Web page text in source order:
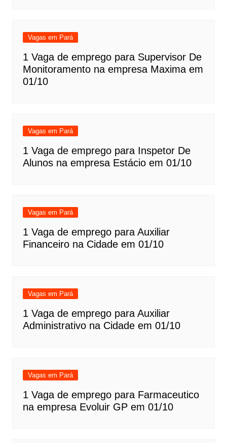
Vagas em Pará
1 Vaga de emprego para Supervisor De
Monitoramento na empresa Maxima em
01/10
Vagas em Pará
1 Vaga de emprego para Inspetor De
Alunos na empresa Estácio em 01/10
Vagas em Pará
1 Vaga de emprego para Auxiliar
Financeiro na Cidade em 01/10
Vagas em Pará
1 Vaga de emprego para Auxiliar
Administrativo na Cidade em 01/10
Vagas em Pará
1 Vaga de emprego para Farmaceutico
na empresa Evoluir GP em 01/10